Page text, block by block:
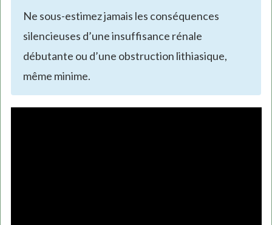
Ne sous-estimez jamais les conséquences
silencieuses d’une insuffisance rénale
débutante ou d’une obstruction lithiasique,
même minime.